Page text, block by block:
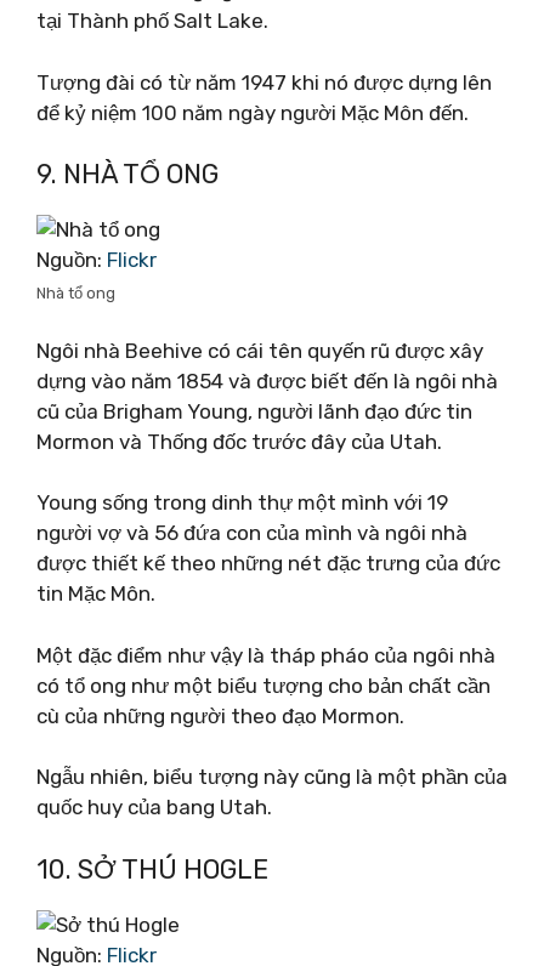
tại Thành phố Salt Lake.
Tượng đài có từ năm 1947 khi nó được dựng lên
để kỷ niệm 100 năm ngày người Mặc Môn đến.
9. NHÀ TỔ ONG
Nguồn: Flickr
Nhà tổ ong
Ngôi nhà Beehive có cái tên quyến rũ được xây
dựng vào năm 1854 và được biết đến là ngôi nhà
cũ của Brigham Young, người lãnh đạo đức tin
Mormon và Thống đốc trước đây của Utah.
Young sống trong dinh thự một mình với 19
người vợ và 56 đứa con của mình và ngôi nhà
được thiết kế theo những nét đặc trưng của đức
tin Mặc Môn.
Một đặc điểm như vậy là tháp pháo của ngôi nhà
có tổ ong như một biểu tượng cho bản chất cần
cù của những người theo đạo Mormon.
Ngẫu nhiên, biểu tượng này cũng là một phần của
quốc huy của bang Utah.
10. SỞ THÚ HOGLE
Nguồn: Flickr